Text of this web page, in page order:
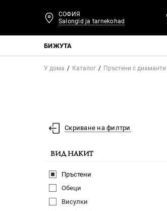
СОФИЯ
Salongid ja tarnekohad
БИЖУТА
У дома Каталог Пръстени с диаманти
Скриване на филтри
ВИД НАКИТ
Пръстени
Обеци
Висулки